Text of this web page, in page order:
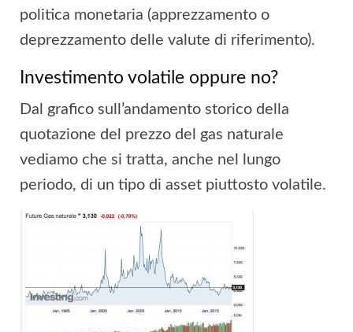
politica monetaria (apprezzamento o
deprezzamento delle valute di riferimento).
Investimento volatile oppure no?
Dal grafico sull’andamento storico della
quotazione del prezzo del gas naturale
vediamo che si tratta, anche nel lungo
periodo, di un tipo di asset piuttosto volatile.